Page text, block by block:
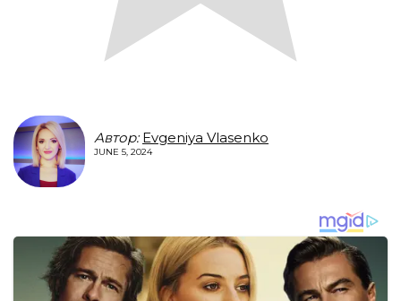
Автор: Evgeniya Vlasenko
JUNE 5, 2024